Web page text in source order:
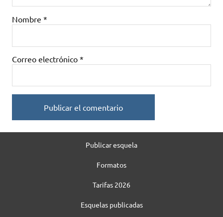
Nombre *
Correo electrónico *
Publicar esquela
Formatos
Tarifas 2026
Esquelas publicadas